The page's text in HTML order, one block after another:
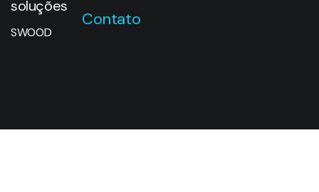
soluções
SWOOD
Contato